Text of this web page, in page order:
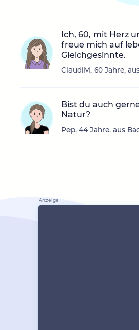
Ich, 60, mit Herz
freue mich auf
Gleichgesinnte.
ClaudiM, 60 Jahre,
Bist du auch
Natur?
Pep, 44 Jahre, aus